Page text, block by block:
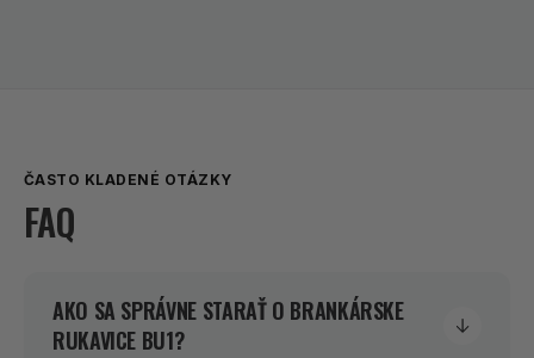
ČASTO KLADENÉ OTÁZKY
FAQ
AKO SA SPRÁVNE STARAŤ O BRANKÁRSKE
RUKAVICE BU1?